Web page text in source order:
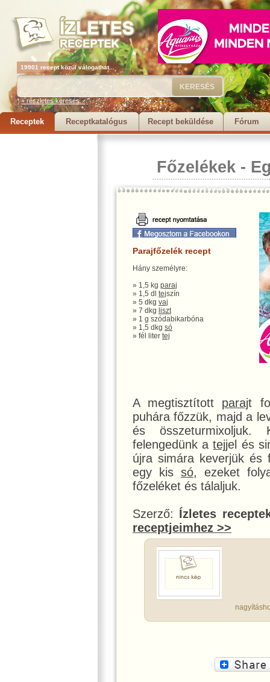
19901 recept közül válogathat...
+ részletes keresés...
Receptek Receptkatalógus Recept beküldése Fórum
Főzelékek -
Parajfőzelék recept
Hány személyre:
» 1,5 kg paraj
» 1,5 dl tejszín
» 5 dkg vaj
» 7 dkg liszt
» 1 g szódabikarbóna
» 1,5 dkg só
» fél liter tej
A megtisztított parajt
puhára főzzük, majd a
és összeturmixoljuk.
felengedünk atejjel és
újra simára keverjük
egy kis só, ezeket
főzeléket és tálaljuk.
Szerző: Ízletes
receptjeimhez >>